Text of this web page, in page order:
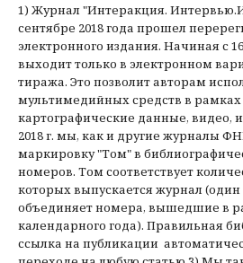
1) Журнал "Интеракция.
сентябре 2018 года прошел
электронного издания. Начиная с
выходит только в электронном
тиража. Это позволит авторам
мультимедийных средств в рамках
картографические данные, видео,
2018 г. мы, как и другие журналы
маркировку "Том" в
номеров. Том соответствует
которых выпускается журнал
объединяет номера, вышедшие в
календарного года). Правильная
ссылка на публикации